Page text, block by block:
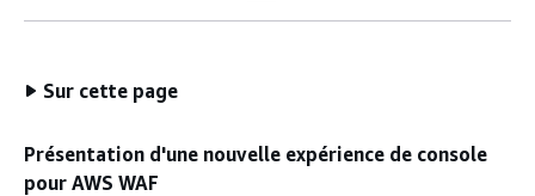
Sur cette page
Présentation d'une nouvelle expérience de console
pour AWS WAF